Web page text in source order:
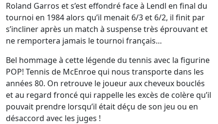
Roland Garros et s’est effondré face à Lendl en final du
tournoi en 1984 alors qu’il menait 6/3 et 6/2, il finit par
s’incliner après un match à suspense très éprouvant et
ne remportera jamais le tournoi français…
Bel hommage à cette légende du tennis avec la figurine
POP! Tennis de McEnroe qui nous transporte dans les
années 80. On retrouve le joueur aux cheveux bouclés
et au regard froncé qui rappelle les excès de colère qu’il
pouvait prendre lorsqu’il était déçu de son jeu ou en
désaccord avec les juges !